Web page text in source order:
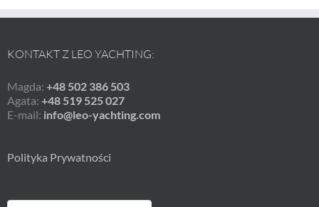
KONTAKT Z LEO YACHTING:
Magda: +48 502 386 503
Agata: +48 519 525 027
E-mail: info@leo-yachting.com
Polityka Prywatności